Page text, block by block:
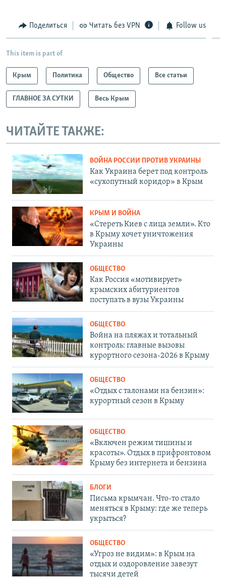
щ
и
й
л
й
д
ю
и
л
а
й
д
Поделиться Читать без VPN Follow us
This item is part of
Крым Политика Общество Все статьи
ГЛАВНОЕ ЗА СУТКИ Весь Крым
ЧИТАЙТЕ ТАКЖЕ:
ВОЙНА РОССИИ ПРОТИВ УКРАИНЫ
Как Украина берет под контроль
«сухопутный коридор» в Крым
КРЫМ И ВОЙНА
«Стереть Киев с лица земли». Кто
в Крыму хочет уничтожения
Украины
ОБЩЕСТВО
Как Россия «мотивирует»
крымских абитуриентов
поступать в вузы Украины
ОБЩЕСТВО
Война на пляжах и тотальный
контроль: главные вызовы
курортного сезона-2026 в Крыму
ОБЩЕСТВО
«Отдых с талонами на бензин»:
курортный сезон в Крыму
ОБЩЕСТВО
«Включен режим тишины и
красоты». Отдых в прифронтовом
Крыму без интернета и бензина
БЛОГИ
Письма крымчан. Что-то стало
меняться в Крыму: где же теперь
укрыться?
ОБЩЕСТВО
«Угроз не видим»: в Крым на
отдых и оздоровление завезут
тысячи детей